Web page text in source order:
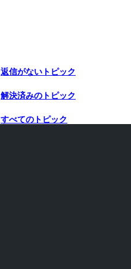
返信がないトピック
解決済みのトピック
すべてのトピック